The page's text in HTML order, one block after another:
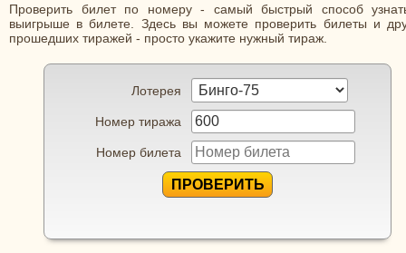
Проверить билет по номеру - самый быстрый способ
выигрыше в билете. Здесь вы можете проверить билеты и
прошедших тиражей - просто укажите нужный тираж.
Лотерея
Номер тиража
Номер билета
ПРОВЕРИТЬ